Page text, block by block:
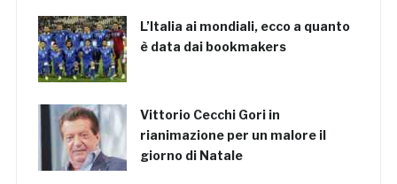
L’Italia ai mondiali, ecco a quanto
è data dai bookmakers
Vittorio Cecchi Gori in
rianimazione per un malore il
giorno di Natale